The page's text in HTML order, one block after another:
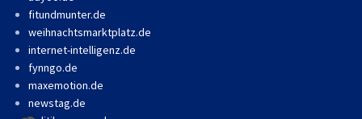
fitundmunter.de
weihnachtsmarktplatz.de
internet-intelligenz.de
fynngo.de
maxemotion.de
newstag.de